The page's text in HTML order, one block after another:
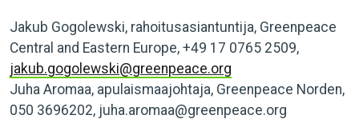
Jakub Gogolewski, rahoitusasiantuntija, Greenpeace
Central and Eastern Europe, +49 17 0765 2509,
jakub.gogolewski@greenpeace.org
Juha Aromaa, apulaismaajohtaja, Greenpeace Norden,
050 3696202, juha.aromaa@greenpeace.org